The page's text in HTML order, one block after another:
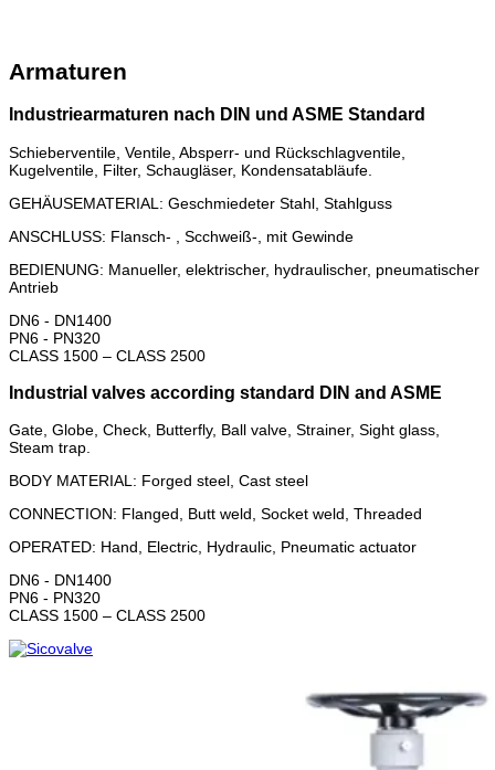
Armaturen
Industriearmaturen nach DIN und ASME Standard
Schieberventile, Ventile, Absperr- und Rückschlagventile,
Kugelventile, Filter, Schaugläser, Kondensatabläufe.
GEHÄUSEMATERIAL: Geschmiedeter Stahl, Stahlguss
ANSCHLUSS: Flansch- , Scchweiß-, mit Gewinde
BEDIENUNG: Manueller, elektrischer, hydraulischer, pneumatischer
Antrieb
DN6 - DN1400
PN6 - PN320
CLASS 1500 – CLASS 2500
Industrial valves according standard DIN and ASME
Gate, Globe, Check, Butterfly, Ball valve, Strainer, Sight glass,
Steam trap.
BODY MATERIAL: Forged steel, Cast steel
CONNECTION: Flanged, Butt weld, Socket weld, Threaded
OPERATED: Hand, Electric, Hydraulic, Pneumatic actuator
DN6 - DN1400
PN6 - PN320
CLASS 1500 – CLASS 2500